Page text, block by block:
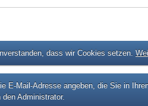
dass wir Cookies setzen.
Mail-Adresse angeben, die Sie in
Administrator.